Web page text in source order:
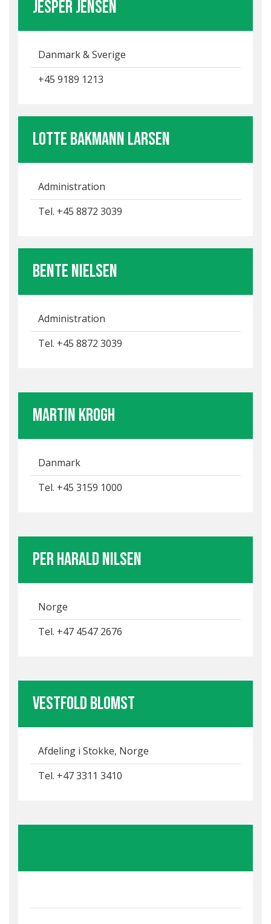
Jesper jensen
Danmark & Sverige
+45 9189 1213
Lotte Bakmann Larsen
Administration
Tel. +45 8872 3039
Bente Nielsen
Administration
Tel. +45 8872 3039
Martin Krogh
Danmark
Tel. +45 3159 1000
Per Harald Nilsen
Norge
Tel. +47 4547 2676
Vestfold Blomst
Afdeling i Stokke, Norge
Tel. +47 3311 3410